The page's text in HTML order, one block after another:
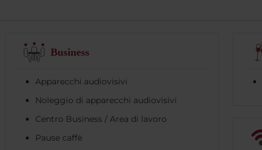
Business
Apparecchi audiovisivi
Noleggio di apparecchi audiovisivi
Centro Business / Area di lavoro
Pause caffè